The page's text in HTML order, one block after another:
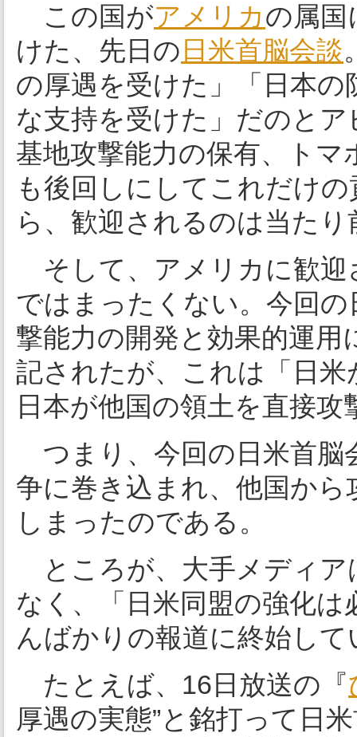
この国がアメリカの属国
けた、先日の 日米首脳会談
の厚遇を受けた」「日本
な支持を受けた」だのと
基地攻撃能力の保有、ト
も後回しにしてこれだけ
ら、歓迎されるのは当たり
そして、アメリカに歓迎
ではまったくない。今回
撃能力の開発と効果的運
記されたが、これは「日
日本が他国の領土を直接
つまり、今回の日米首脳
争に巻き込まれ、他国か
しまったのである。
ところが、大手メディア
なく、「日米同盟の強化
んばかりの報道に終始して
たとえば、16日放送の『
厚遇の実態”と銘打って日